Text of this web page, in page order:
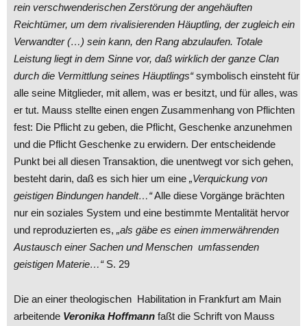
rein verschwenderischen Zerstörung der angehäuften
Reichtümer, um dem rivalisierenden Häuptling, der zugleich ein
Verwandter (…) sein kann, den Rang abzulaufen. Totale
Leistung liegt in dem Sinne vor, daß wirklich der ganze Clan
durch die Vermittlung seines Häuptlings“symbolisch einsteht für
alle seine Mitglieder, mit allem, was er besitzt, und für alles, was
er tut. Mauss stellte einen engen Zusammenhang von Pflichten
fest: Die Pflicht zu geben, die Pflicht, Geschenke anzunehmen
und die Pflicht Geschenke zu erwidern. Der entscheidende
Punkt bei all diesen Transaktion, die unentwegt vor sich gehen,
besteht darin, daß es sich hier um eine „Verquickung von
geistigen Bindungen handelt…“Alle diese Vorgänge brächten
nur ein soziales System und eine bestimmte Mentalität hervor
und reproduzierten es, „als gäbe es einen immerwährenden
Austausch einer Sachen und Menschen umfassenden
geistigen Materie…“S. 29
Die an einer theologischen Habilitation in Frankfurt am Main
arbeitende Veronika Hoffmann faßt die Schrift von Mauss